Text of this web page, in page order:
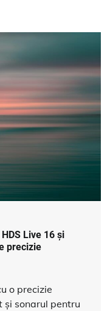
Live 16 și
precizie
o precizie
și sonarul pentru